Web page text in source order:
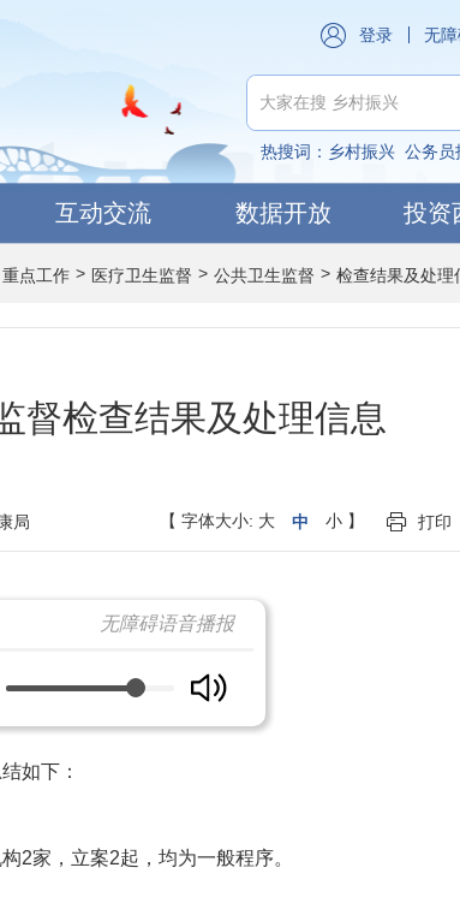
登录 无
热搜词： 乡村振兴 公务员
互动交流 数据开放 投资
重点工作 > 医疗卫生监督 > 公共卫生监督 > 检查结果及处理
督检查结果及处理信息
局 【 字体大小: 大 中 小 】 打印
无障碍语音播报
如下：
2家，立案2起，均为一般程序。